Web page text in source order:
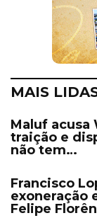
MAIS
Maluf acusa
traição e
não tem…
Francisco
exoneração
Felipe